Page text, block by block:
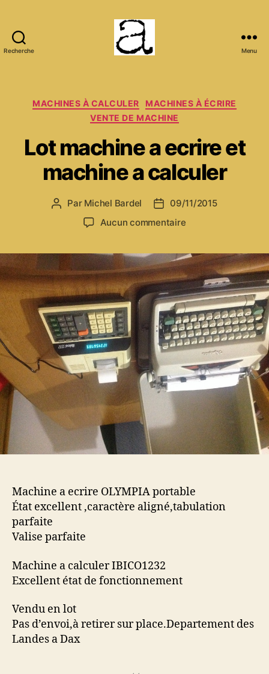
Recherche Menu
Catégories
MACHINES À CALCULER
MACHINES À ÉCRIRE
VENTE DE MACHINE
Lot machine a ecrire et
machine a calculer
Auteur
l’article
Par Michel Bardel
Date
de
09/11/2015
Aucun commentairesur
a
ecrire
et
machine
a
calculer
Machine a ecrire OLYMPIA portable
État excellent ,caractère aligné,tabulation
parfaite
Valise parfaite
Machine a calculer IBICO1232
Excellent état de fonctionnement
Vendu en lot
Pas d’envoi,à retirer sur place.Departement des
Landes a Dax